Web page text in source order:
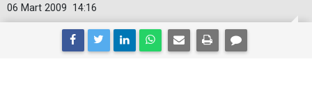
14:16
06 Mart 2009